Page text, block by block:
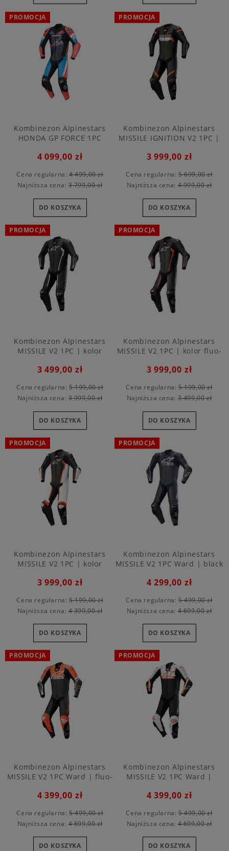
Kombinezon Alpinestars
HONDA GP FORCE 1PC
4 099,00 zł
Cena regularna: 4 499,00 zł
Najniższa cena:3 799,00 zł
DO KOSZYKA
PROMOCJA
Kombinezon Alpinestars
MISSILE IGNITION V2 1PC |
3 999,00 zł
Cena regularna: 5 699,00 zł
Najniższa cena:4 999,00 zł
DO KOSZYKA
PROMOCJA
Kombinezon Alpinestars
MISSILE V2 1PC | kolor
3 499,00 zł
Cena regularna: 5 199,00 zł
Najniższa cena:3 999,00 zł
DO KOSZYKA
PROMOCJA
Kombinezon Alpinestars
MISSILE V2 1PC | kolor fluo-
3 999,00 zł
Cena regularna: 5 199,00 zł
Najniższa cena:3 499,00 zł
DO KOSZYKA
PROMOCJA
Kombinezon Alpinestars
MISSILE V2 1PC | kolor
3 999,00 zł
Cena regularna: 5 199,00 zł
Najniższa cena:4 399,00 zł
DO KOSZYKA
PROMOCJA
Kombinezon Alpinestars
MISSILE V2 1PC Ward | black
4 299,00 zł
Cena regularna: 5 499,00 zł
Najniższa cena:4 699,00 zł
DO KOSZYKA
PROMOCJA
Kombinezon Alpinestars
MISSILE V2 1PC Ward | fluo-
4 399,00 zł
Cena regularna: 5 499,00 zł
Najniższa cena:4 699,00 zł
DO KOSZYKA
PROMOCJA
Kombinezon Alpinestars
MISSILE V2 1PC Ward |
4 399,00 zł
Cena regularna: 5 499,00 zł
Najniższa cena:4 699,00 zł
DO KOSZYKA
PROMOCJA